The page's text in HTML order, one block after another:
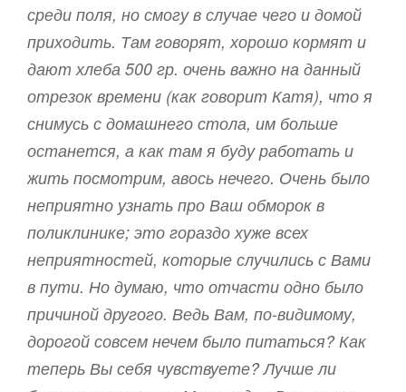
среди поля, но смогу в случае чего и домой
приходить. Там говорят, хорошо кормят и
дают хлеба 500 гр. очень важно на данный
отрезок времени (как говорит Катя), что я
снимусь с домашнего стола, им больше
останется, а как там я буду работать и
жить посмотрим, авось нечего. Очень было
неприятно узнать про Ваш обморок в
поликлинике; это гораздо хуже всех
неприятностей, которые случились с Вами
в пути. Но думаю, что отчасти одно было
причиной другого. Ведь Вам, по-видимому,
дорогой совсем нечем было питаться? Как
теперь Вы себя чувствуете? Лучше ли